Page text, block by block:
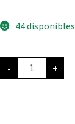
44 disponibles
- +